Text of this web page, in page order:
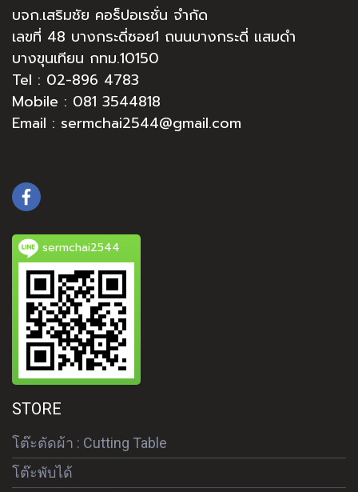
บจก.เสริมชัย คอร็ปอเรชั่น จำกัด
เลขที่ 48 บางกระดี่ซอย1 ถนนบางกระดี่ แสมดำ
บางขุนเทียน กทม.10150
Tel : 02-896 4783
Mobile : 081 3544818
Email : sermchai2544@gmail.com
sermchai2544
STORE
โต๊ะตัดผ้า : Cutting Table
โต๊ะพับได้